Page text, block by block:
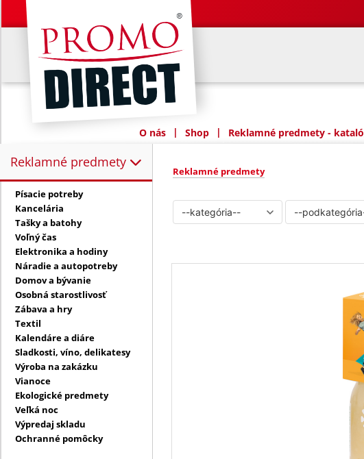
O nás | Shop | Reklamné predmety -
Reklamné predmety
Reklamné predmety:
Písacie potreby
Kancelária
Tašky a batohy
Voľný čas
Elektronika a hodiny
Náradie a autopotreby
Domov a bývanie
Osobná starostlivosť
Zábava a hry
Textil
Kalendáre a diáre
Sladkosti, víno, delikatesy
Výroba na zakázku
Vianoce
Ekologické predmety
Veľká noc
Výpredaj skladu
Ochranné pomôcky
Reklamné predmety